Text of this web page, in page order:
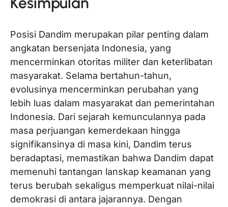
Posisi Dandim merupakan pilar penting dalam
angkatan bersenjata Indonesia, yang
mencerminkan otoritas militer dan keterlibatan
masyarakat. Selama bertahun-tahun,
evolusinya mencerminkan perubahan yang
lebih luas dalam masyarakat dan pemerintahan
Indonesia. Dari sejarah kemunculannya pada
masa perjuangan kemerdekaan hingga
signifikansinya di masa kini, Dandim terus
beradaptasi, memastikan bahwa Dandim dapat
memenuhi tantangan lanskap keamanan yang
terus berubah sekaligus memperkuat nilai-nilai
demokrasi di antara jajarannya. Dengan